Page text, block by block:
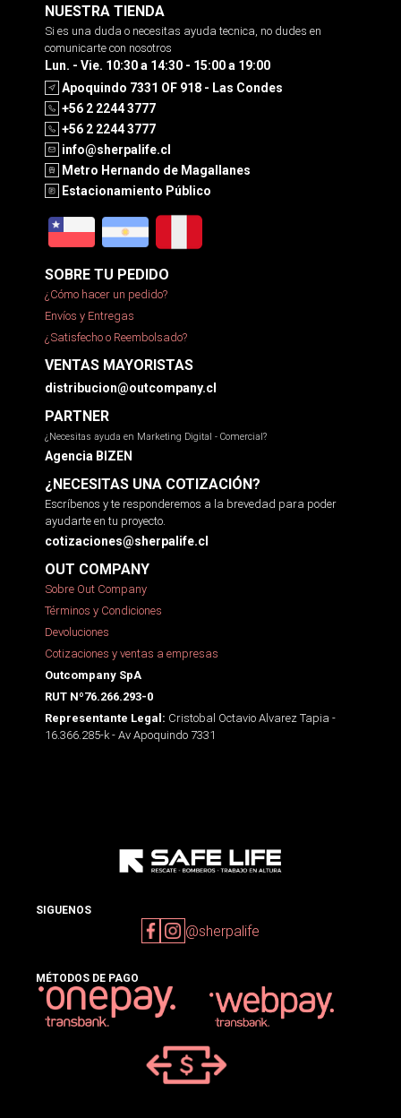
NUESTRA TIENDA
Si es una duda o necesitas ayuda tecnica, no dudes en
comunicarte con nosotros
Lun. - Vie. 10:30 a 14:30 - 15:00 a 19:00
Apoquindo 7331 OF 918 - Las Condes
+56 2 2244 3777
+56 2 2244 3777
info@sherpalife.cl
Metro Hernando de Magallanes
Estacionamiento Público
SOBRE TU PEDIDO
¿Cómo hacer un pedido?
Envíos y Entregas
¿Satisfecho o Reembolsado?
VENTAS MAYORISTAS
distribucion@outcompany.cl
PARTNER
¿Necesitas ayuda en Marketing Digital - Comercial?
Agencia BIZEN
¿NECESITAS UNA COTIZACIÓN?
Escríbenos y te responderemos a la brevedad para poder
ayudarte en tu proyecto.
cotizaciones@sherpalife.cl
OUT COMPANY
Sobre Out Company
Términos y Condiciones
Devoluciones
Cotizaciones y ventas a empresas
Outcompany SpA
RUT Nº76.266.293-0
Representante Legal: Cristobal Octavio Alvarez Tapia -
16.366.285-k - Av Apoquindo 7331
SIGUENOS
@sherpalife
MÉTODOS DE PAGO